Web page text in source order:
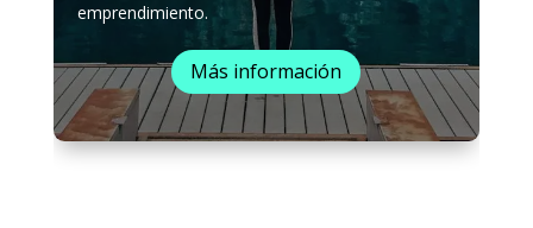
emprendimiento.
Más información